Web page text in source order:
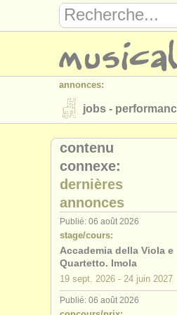
annonces:
jobs -
instruments à
annuaires:
orchestres et
musicalchairs:
a propos de
éditeurs:
ajouter votre
contenu
connexe:
dernières
annonces
Publié: 06 août 2026
stage/cours:
Accademia della Viola e
Quartetto. Imola
19 sept. 2026 - 24 juin 2027
Publié: 06 août 2026